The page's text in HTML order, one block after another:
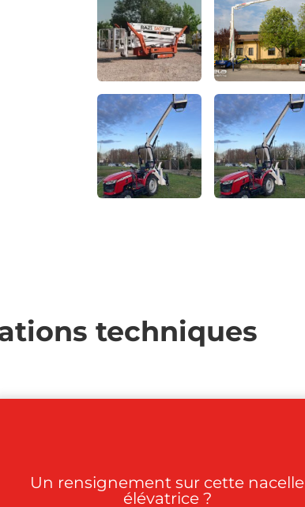
techniques
Un rensignement sur cette nacelle
élévatrice ?